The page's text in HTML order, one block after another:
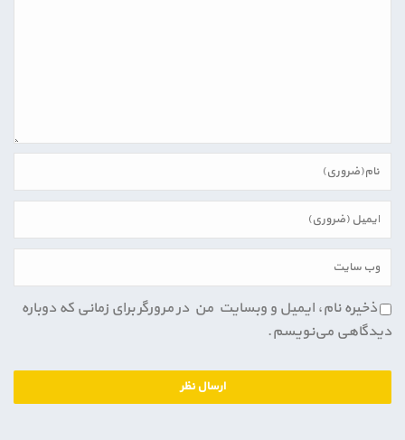
ذخیره نام، ایمیل و وبسایت من در مرورگر برای زمانی که دوباره
دیدگاهی می‌نویسم.